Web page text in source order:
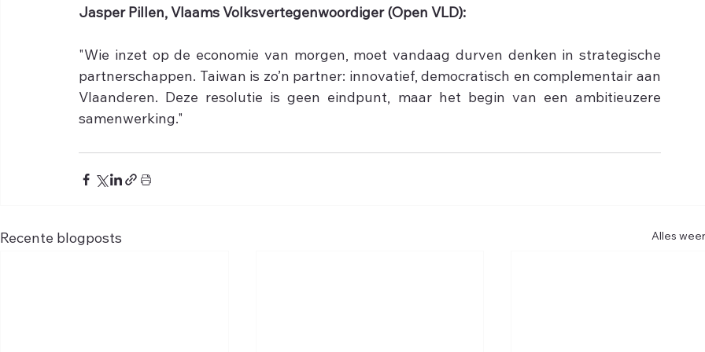
Jasper Pillen, Vlaams Volksvertegenwoordiger (Open VLD):
"Wie inzet op de economie van morgen, moet vandaag durven denken in strategische
partnerschappen. Taiwan is zo’n partner: innovatief, democratisch en complementair aan
Vlaanderen. Deze resolutie is geen eindpunt, maar het begin van een ambitieuzere
samenwerking."
Recente blogposts Alles